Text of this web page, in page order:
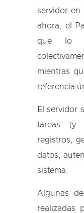
servidor en
ahora, el
que lo
mientras
referencia
El servidor
tareas (y
registros,
datos,
sistema.
Algunas
realizadas